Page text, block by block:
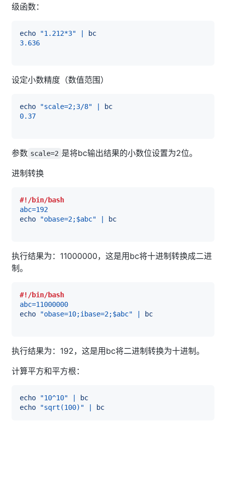
级函数：
echo "1.212*3"
bc
3.636
设定小数精度（数值范围）
echo "scale=2;3/8"
bc
0.37
参数 scale=2 是将bc输出结果的小数位设置为2位。
进制转换
#!/bin/bash
abc=192
echo
"obase=2;$abc" bc
执行结果为：11000000，这是用bc将十进制转换成二进
制。
#!/bin/bash
abc=11000000
echo
"obase=10;ibase=2;$abc" bc
执行结果为：192，这是用bc将二进制转换为十进制。
计算平方和平方根：
echo "10^10"
bc
echo
"sqrt(100)" bc